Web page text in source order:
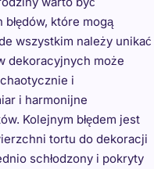
które mogą
wszystkim należy unikać
dekoracyjnych może
i
i harmonijne
Kolejnym błędem jest
tortu do dekoracji
schłodzony i pokryty